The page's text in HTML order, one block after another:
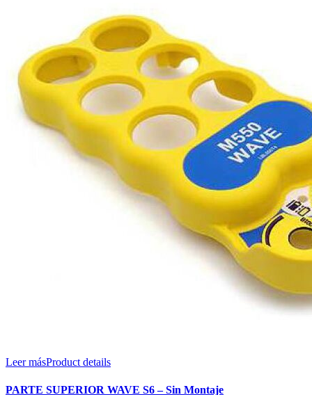
Leer másProduct details
PARTE SUPERIOR WAVE S6 – Sin Montaje